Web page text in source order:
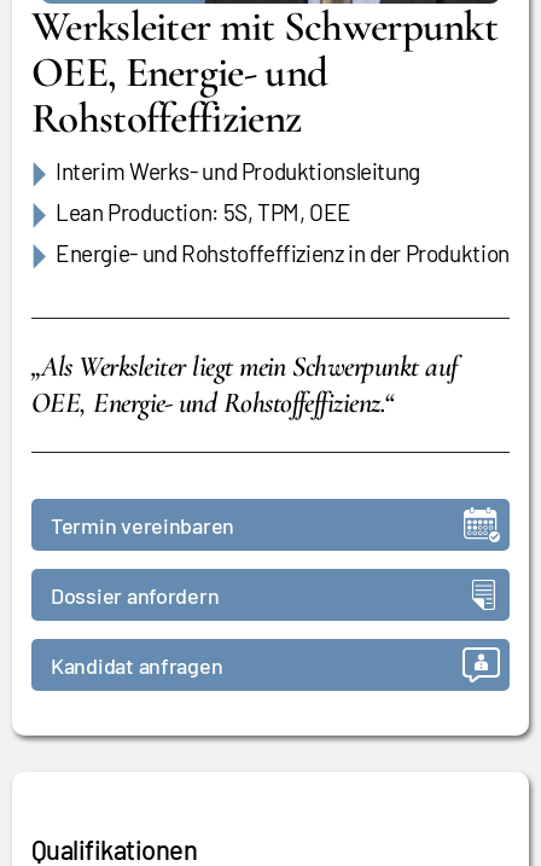
Werksleiter mit Schwerpunkt
OEE, Energie- und
Rohstoffeffizienz
Interim Werks- und Produktionsleitung
Lean Production: 5S, TPM, OEE
Energie- und Rohstoffeffizienz in der Produktion
„Als Werksleiter liegt mein Schwerpunkt auf
OEE, Energie- und Rohstoffeffizienz.“
Termin vereinbaren
Dossier anfordern
Kandidat anfragen
Qualifikationen